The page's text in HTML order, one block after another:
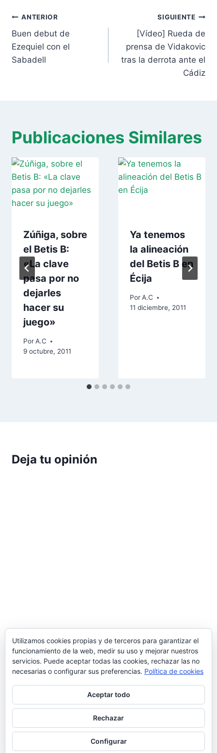
Navegación
de
entradas
ANTERIOR
Buen debut de
Ezequiel con el
Sabadell
SIGUIENTE
[Vídeo] Rueda de
prensa de Vidakovic
tras la derrota ante el
Cádiz
Publicaciones Similares
Zúñiga, sobre
el Betis B:
«La clave
pasa por no
dejarles
hacer su
juego»
PorA.C
9 octubre, 2011
Ya tenemos
la alineación
del Betis B en
Écija
PorA.C
11 diciembre, 2011
Deja tu opinión
© 2026 Manquepierda - Tema para WordPress
porKadence WP
Utilizamos cookies propias y de terceros para garantizar el
funcionamiento de la web, medir su uso y mejorar nuestros
servicios. Puede aceptar todas las cookies, rechazar las no
necesarias o configurar sus preferencias. Política de cookies
Aceptar todo
Rechazar
Configurar